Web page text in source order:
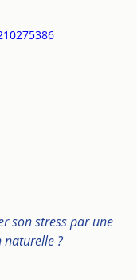
son stress par une
?